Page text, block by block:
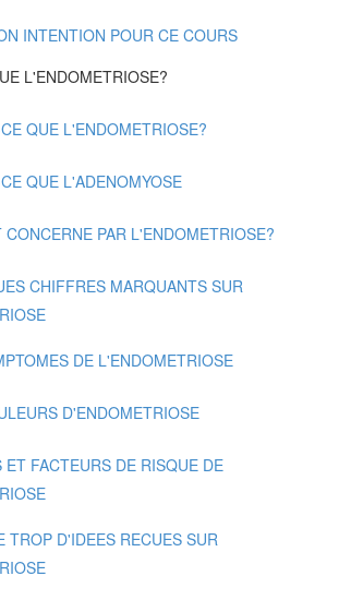
INTENTION POUR CE COURS
L'ENDOMETRIOSE?
QUE L'ENDOMETRIOSE?
QUE L'ADENOMYOSE
CONCERNE PAR L'ENDOMETRIOSE?
CHIFFRES MARQUANTS SUR
DE L'ENDOMETRIOSE
D'ENDOMETRIOSE
ET FACTEURS DE RISQUE DE
TROP D'IDEES RECUES SUR